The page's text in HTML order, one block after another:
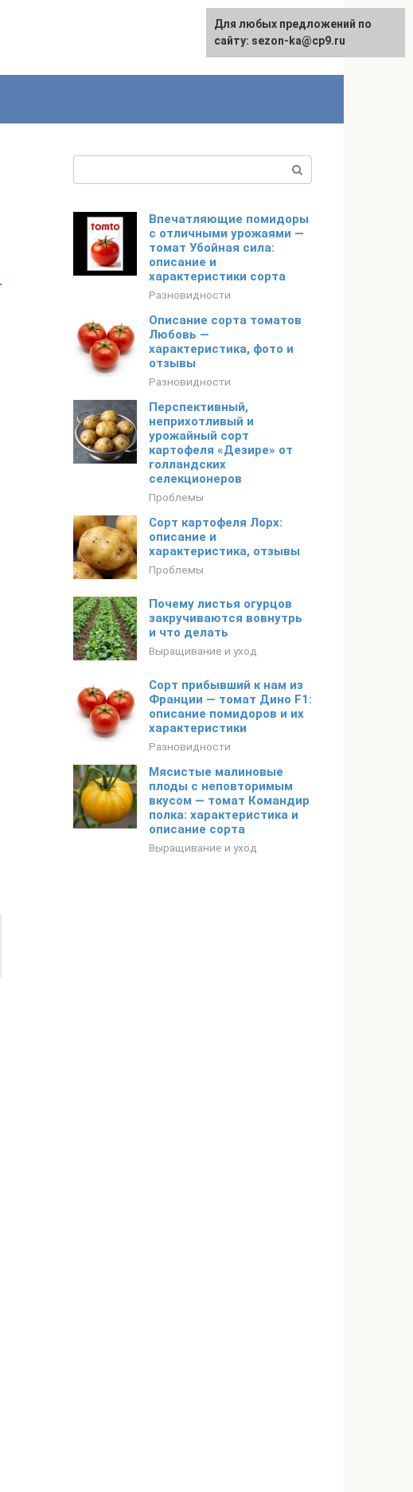
Впечатляющие помидоры
с отличными урожаями —
томат Убойная сила:
описание и
характеристики сорта
Разновидности
Описание сорта томатов
Любовь —
характеристика, фото и
отзывы
Разновидности
Перспективный,
неприхотливый и
урожайный сорт
картофеля «Дезире» от
голландских
селекционеров
Проблемы
Сорт картофеля Лорх:
описание и
характеристика, отзывы
Проблемы
Почему листья огурцов
закручиваются вовнутрь
и что делать
Выращивание и уход
Сорт прибывший к нам из
Франции — томат Дино F1:
описание помидоров и их
характеристики
Разновидности
Мясистые малиновые
плоды с неповторимым
вкусом — томат Командир
полка: характеристика и
описание сорта
Выращивание и уход
Для любых предложений по
сайту: sezon-ka@cp9.ru